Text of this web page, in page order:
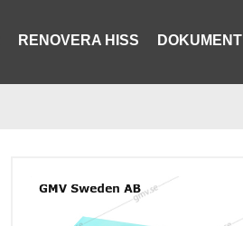
RENOVERA HISS DOKUMENT